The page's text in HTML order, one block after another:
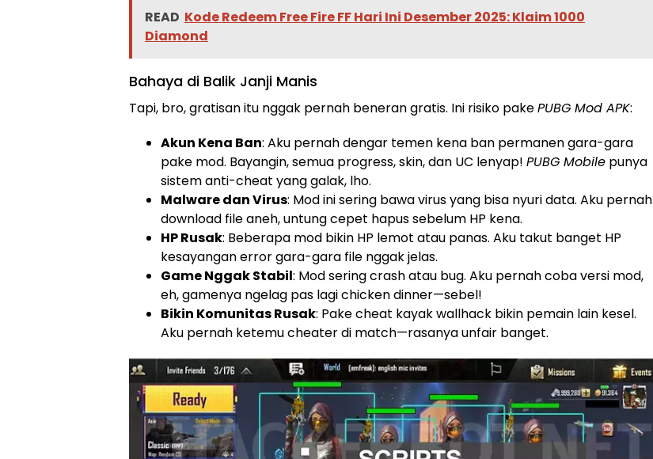
READ Kode Redeem Free Fire FF Hari Ini Desember 2025: Klaim 1000
Diamond
Bahaya di Balik Janji Manis
Tapi, bro, gratisan itu nggak pernah beneran gratis. Ini risiko pakePUBG Mod APK:
Akun Kena Ban: Aku pernah dengar temen kena ban permanen gara-gara
pake mod. Bayangin, semua progress, skin, dan UC lenyap! PUBG Mobile punya
sistem anti-cheat yang galak, lho.
Malware dan Virus: Mod ini sering bawa virus yang bisa nyuri data. Aku pernah
download file aneh, untung cepet hapus sebelum HP kena.
HP Rusak: Beberapa mod bikin HP lemot atau panas. Aku takut banget HP
kesayangan error gara-gara file nggak jelas.
Game Nggak Stabil: Mod sering crash atau bug. Aku pernah coba versi mod,
eh, gamenya ngelag pas lagi chicken dinner—sebel!
Bikin Komunitas Rusak: Pake cheat kayak wallhack bikin pemain lain kesel.
Aku pernah ketemu cheater di match—rasanya unfair banget.